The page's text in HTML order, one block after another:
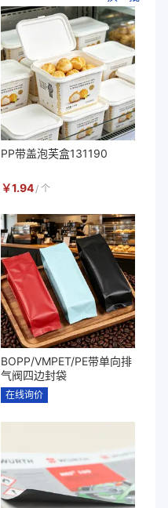
PP带盖泡芙盒131190
￥1.94 / 个
BOPP/VMPET/PE带单向排
气阀四边封袋
在线询价